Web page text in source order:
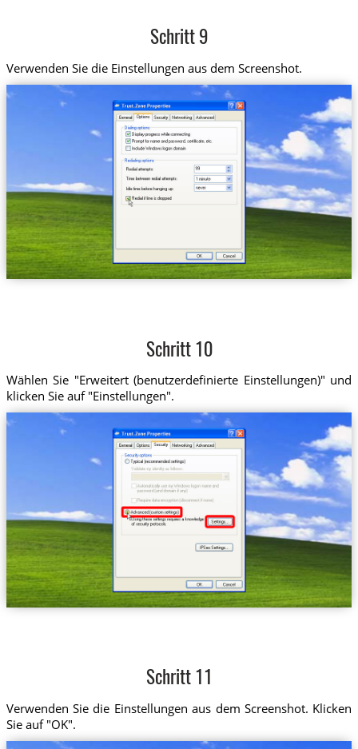
Schritt 9
Verwenden Sie die Einstellungen aus dem Screenshot.
Schritt 10
Wählen Sie "Erweitert (benutzerdefinierte Einstellungen)" und
klicken Sie auf "Einstellungen".
Schritt 11
Verwenden Sie die Einstellungen aus dem Screenshot. Klicken
Sie auf "OK".